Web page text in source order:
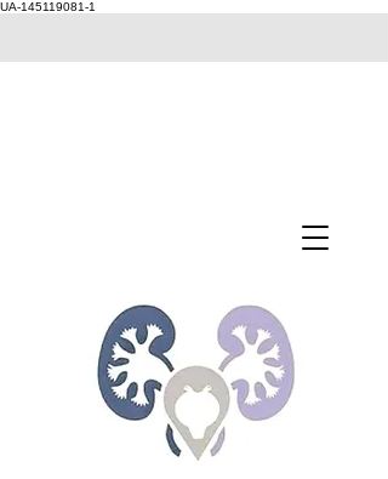
UA-145119081-1